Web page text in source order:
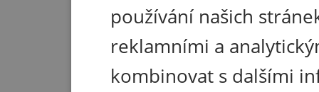
používání našich
reklamními a
kombinovat s dalšími